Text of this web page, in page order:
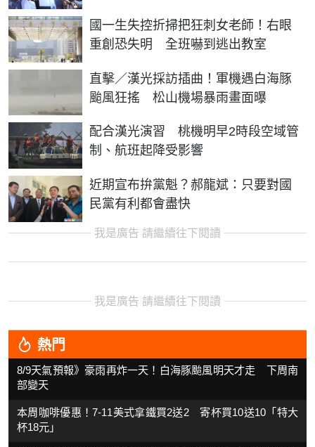
國一生失控折掃把狂刺女老師！右眼
重創恐失明 全班嚇到逃出教室
直擊／漢光採訪插曲！軍機遇白海豚
颱風狂搖 松山機場暴雨畫面曝
配合漢光演習 桃機明早2時段空域管
制、航班起降受影響
近期宣布拚黨魁？郝龍斌：只要對國
民黨有利都會盡快
我是廣告 請繼續往下閱讀
我是廣告 請繼續往下閱讀
熱門
8/9天氣預報》豪雨再炸一天！白海豚颱風明天才走 下周南
部變天
本周咖啡優惠！7-11美式拿鐵買2送2 寄杯買10送10「特大
杯18元」